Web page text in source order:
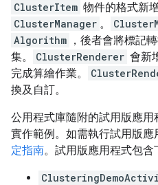
ClusterItem 物件的格式新
ClusterManager 。
Algorithm ，後者會將標記
集。
ClusterRenderer 會新
完成算繪作業。
換及自訂。
公用程式庫隨附的試用版應
實作範例。如需執行試用版
定指南。試用版應用程式包含